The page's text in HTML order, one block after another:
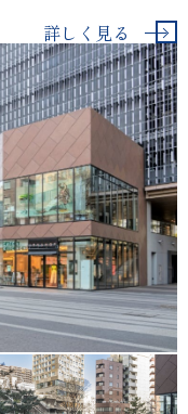
詳しく見る